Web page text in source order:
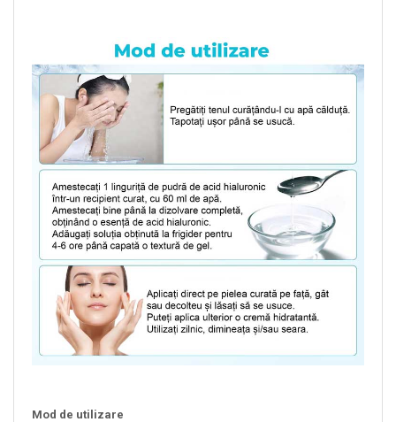
Mod de utilizare